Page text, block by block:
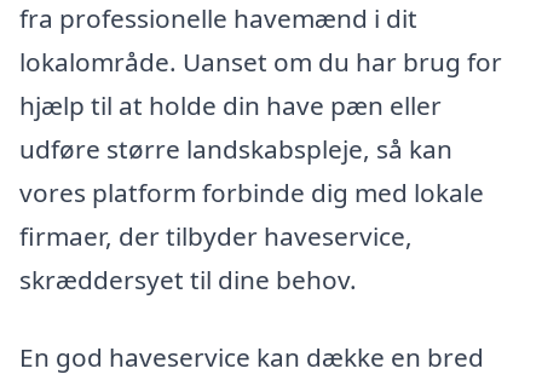
fra professionelle havemænd i dit
lokalområde. Uanset om du har brug for
hjælp til at holde din have pæn eller
udføre større landskabspleje, så kan
vores platform forbinde dig med lokale
firmaer, der tilbyder haveservice,
skræddersyet til dine behov.
En god haveservice kan dække en bred